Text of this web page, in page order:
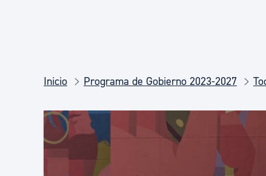
Salud Pública, animales y consumo
Inicio Programa de Gobierno 2023-2027